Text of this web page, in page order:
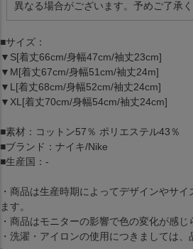
異なる場合がございます。予めご了承く
■サイズ：
▼S[着丈66cm/身幅47cm/袖丈23cm]
▼M[着丈67cm/身幅51cm/袖丈24m]
▼L[着丈68cm/身幅52cm/袖丈24cm]
▼XL[着丈70cm/身幅54cm/袖丈24cm]
■素材：コットン57％ ポリエステル43％
■ブランド：ナイキ/Nike
■生産国：-
・商品は生産時期によってデザインやサ
ます。
・商品はモニターの影響で色の変化が感じ
・洗濯・アイロンの使用につきましては